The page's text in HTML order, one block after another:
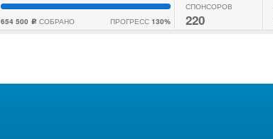
654 500 c СОБРАНО ПРОГРЕСС 130%
СПОНСОРОВ
220